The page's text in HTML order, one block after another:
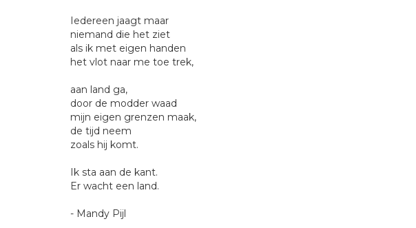
Iedereen jaagt maar
niemand die het ziet
als ik met eigen handen
het vlot naar me toe trek,
aan land ga,
door de modder waad
mijn eigen grenzen maak,
de tijd neem
zoals hij komt.
Ik sta aan de kant.
Er wacht een land.
- Mandy Pijl